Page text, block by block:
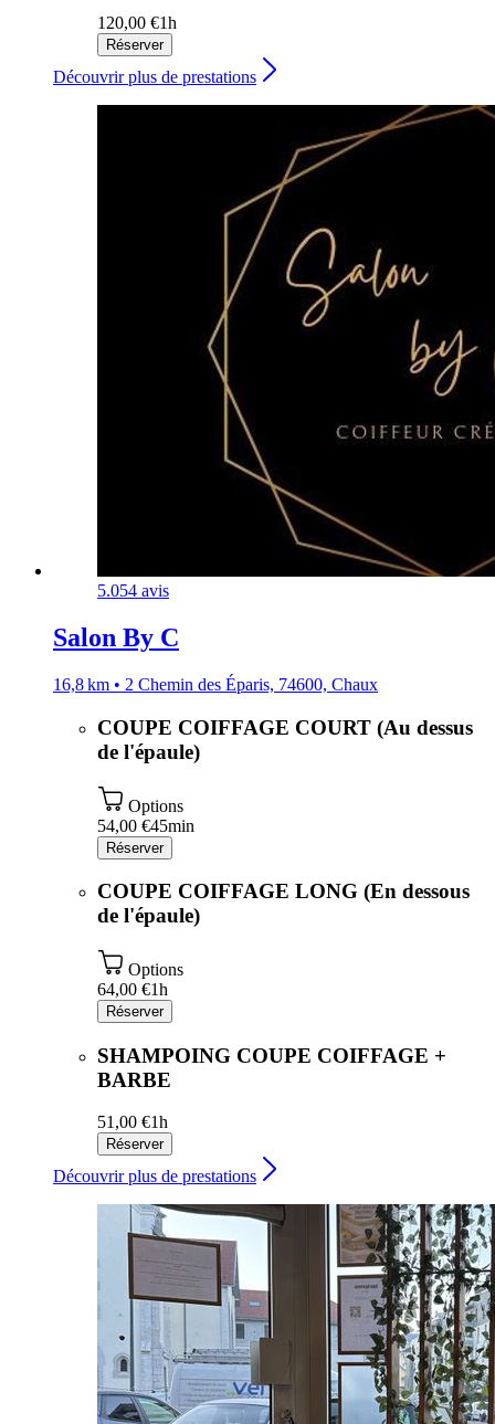
120,00 €1h
Réserver
Découvrir plus de prestations
5.054 avis
Salon By C
16,8 km • 2 Chemin des Éparis, 74600, Chaux
COUPE COIFFAGE COURT (Au dessus
de l'épaule)
Options
54,00 €45min
Réserver
COUPE COIFFAGE LONG (En dessous
de l'épaule)
Options
64,00 €1h
Réserver
SHAMPOING COUPE COIFFAGE +
BARBE
51,00 €1h
Réserver
Découvrir plus de prestations